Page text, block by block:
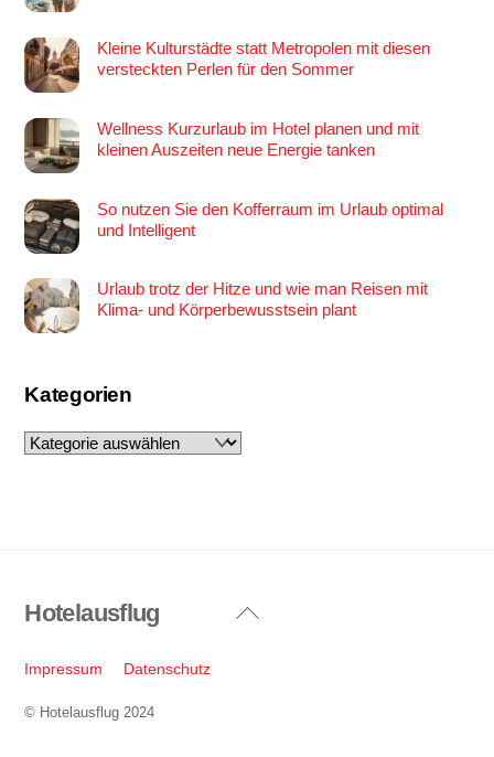
Kleine Kulturstädte statt Metropolen mit diesen
versteckten Perlen für den Sommer
Wellness Kurzurlaub im Hotel planen und mit
kleinen Auszeiten neue Energie tanken
So nutzen Sie den Kofferraum im Urlaub optimal
und Intelligent
Urlaub trotz der Hitze und wie man Reisen mit
Klima- und Körperbewusstsein plant
Kategorien
Kategorien
Back
Hotelausflug
Impressum Datenschutz
© Hotelausflug 2024